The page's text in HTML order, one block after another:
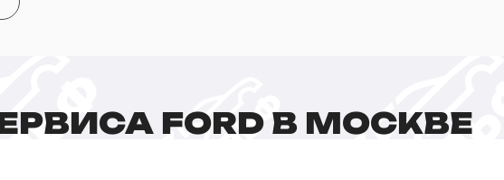
FORD В МОСКВЕ